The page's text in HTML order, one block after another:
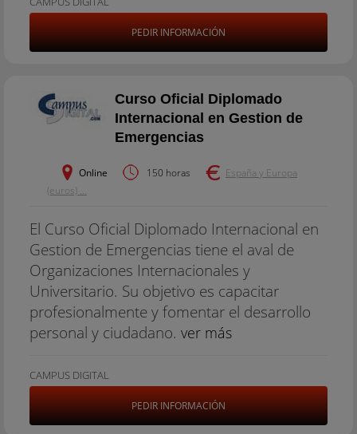
PEDIR INFORMACIÓN
Curso Oficial Diplomado
Internacional en Gestion de
Emergencias
Online 150 horas
España y Europa
(euros) ...
El Curso Oficial Diplomado Internacional en
Gestion de Emergencias tiene el aval de
Organizaciones Internacionales y
Universitario. Su objetivo es capacitar
profesionalmente y fomentar el desarrollo
personal y ciudadano. ver más
CAMPUS DIGITAL
PEDIR INFORMACIÓN